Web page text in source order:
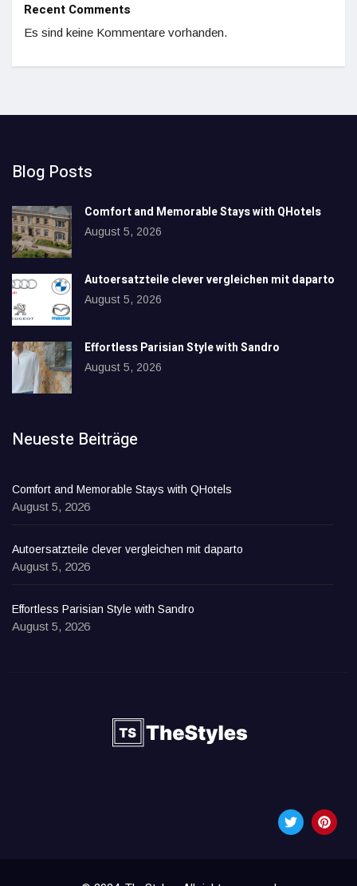
Recent Comments
Es sind keine Kommentare vorhanden.
Blog Posts
Comfort and Memorable Stays with QHotels
August 5, 2026
Autoersatzteile clever vergleichen mit daparto
August 5, 2026
Effortless Parisian Style with Sandro
August 5, 2026
Neueste Beiträge
Comfort and Memorable Stays with QHotels
August 5, 2026
Autoersatzteile clever vergleichen mit daparto
August 5, 2026
Effortless Parisian Style with Sandro
August 5, 2026